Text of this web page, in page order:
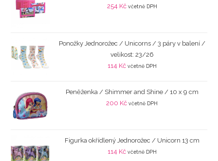
254 Kč včetně DPH
Ponožky Jednorožec / Unicorns / 3 páry v balení /
velikost: 23/26
114 Kč včetně DPH
Peněženka / Shimmer and Shine / 10 x 9 cm
200 Kč včetně DPH
Figurka okřídlený Jednorožec / Unicorn 13 cm
114 Kč včetně DPH